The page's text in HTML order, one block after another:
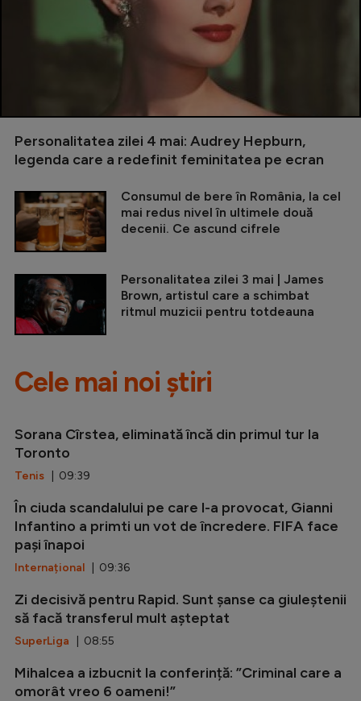
Personalitatea zilei 4 mai: Audrey Hepburn,
legenda care a redefinit feminitatea pe ecran
Consumul de bere în România, la cel
mai redus nivel în ultimele două
decenii. Ce ascund cifrele
Personalitatea zilei 3 mai | James
Brown, artistul care a schimbat
ritmul muzicii pentru totdeauna
Cele mai noi știri
Sorana Cîrstea, eliminată încă din primul tur la
Toronto
Tenis | 09:39
În ciuda scandalului pe care l-a provocat, Gianni
Infantino a primti un vot de încredere. FIFA face
pași înapoi
Internațional | 09:36
Zi decisivă pentru Rapid. Sunt șanse ca giuleștenii
să facă transferul mult așteptat
SuperLiga | 08:55
Mihalcea a izbucnit la conferință: ”Criminal care a
omorât vreo 6 oameni!”